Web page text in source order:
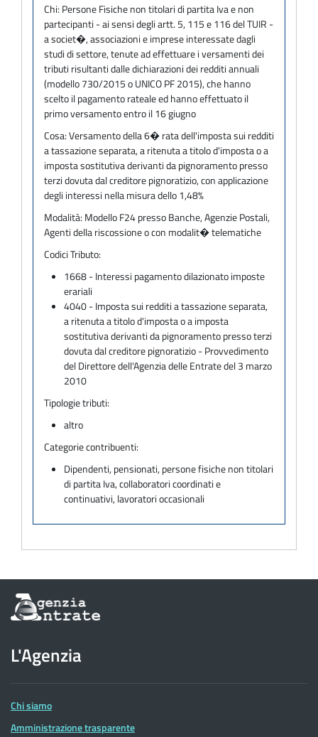
Chi: Persone Fisiche non titolari di partita Iva e non
partecipanti - ai sensi degli artt. 5, 115 e 116 del TUIR -
a societ�, associazioni e imprese interessate dagli
studi di settore, tenute ad effettuare i versamenti dei
tributi risultanti dalle dichiarazioni dei redditi annuali
(modello 730/2015 o UNICO PF 2015), che hanno
scelto il pagamento rateale ed hanno effettuato il
primo versamento entro il 16 giugno
Cosa:Versamento della 6� rata dell'imposta sui redditi
a tassazione separata, a ritenuta a titolo d'imposta o a
imposta sostitutiva derivanti da pignoramento presso
terzi dovuta dal creditore pignoratizio, con applicazione
degli interessi nella misura dello 1,48%
Modalità: Modello F24 presso Banche, Agenzie Postali,
Agenti della riscossione o con modalit� telematiche
Codici Tributo:
1668 - Interessi pagamento dilazionato imposte
erariali
4040 - Imposta sui redditi a tassazione separata,
a ritenuta a titolo d'imposta o a imposta
sostitutiva derivanti da pignoramento presso terzi
dovuta dal creditore pignoratizio - Provvedimento
del Direttore dell'Agenzia delle Entrate del 3 marzo
2010
Tipologie tributi:
altro
Categorie contribuenti:
Dipendenti, pensionati, persone fisiche non titolari
di partita Iva, collaboratori coordinati e
continuativi, lavoratori occasionali
Informazioni
sul
dell'Agenzia
delle
Entrate
L'Agenzia
Chi siamo
Amministrazione trasparente